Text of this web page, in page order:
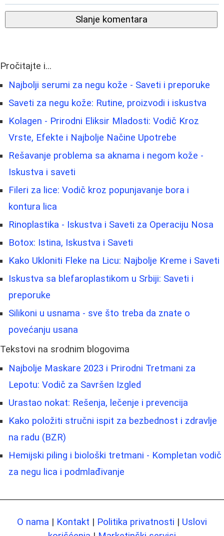
Slanje komentara
Pročitajte i...
Najbolji serumi za negu kože - Saveti i preporuke
Saveti za negu kože: Rutine, proizvodi i iskustva
Kolagen - Prirodni Eliksir Mladosti: Vodič Kroz
Vrste, Efekte i Najbolje Načine Upotrebe
Rešavanje problema sa aknama i negom kože -
Iskustva i saveti
Fileri za lice: Vodič kroz popunjavanje bora i
kontura lica
Rinoplastika - Iskustva i Saveti za Operaciju Nosa
Botox: Istina, Iskustva i Saveti
Kako Ukloniti Fleke na Licu: Najbolje Kreme i Saveti
Iskustva sa blefaroplastikom u Srbiji: Saveti i
preporuke
Silikoni u usnama - sve što treba da znate o
povećanju usana
Tekstovi na srodnim blogovima
Najbolje Maskare 2023 i Prirodni Tretmani za
Lepotu: Vodič za Savršen Izgled
Urastao nokat: Rešenja, lečenje i prevencija
Kako položiti stručni ispit za bezbednost i zdravlje
na radu (BZR)
Hemijski piling i biološki tretmani - Kompletan vodič
za negu lica i podmlađivanje
O nama | Kontakt | Politika privatnosti | Uslovi